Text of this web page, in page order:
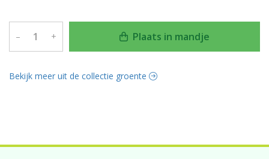
– + Plaats in mandje
Bekijk meer uit de collectie groente